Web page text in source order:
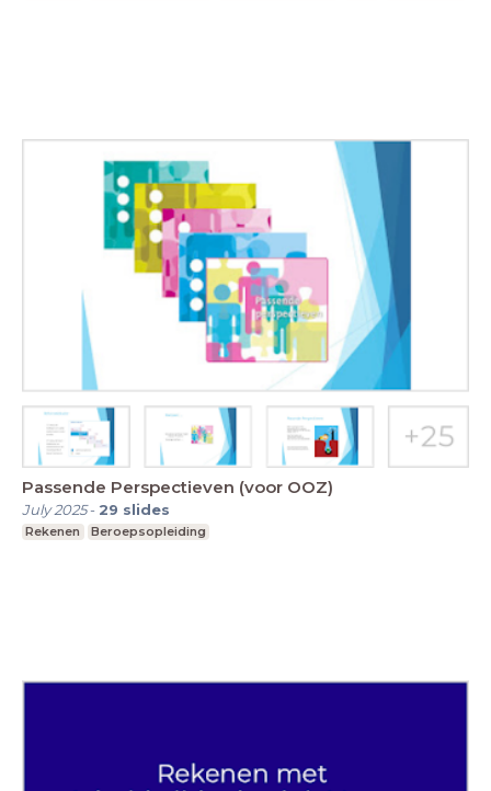
Passende Perspectieven (voor OOZ)
July 2025- 29 slides
Rekenen Beroepsopleiding